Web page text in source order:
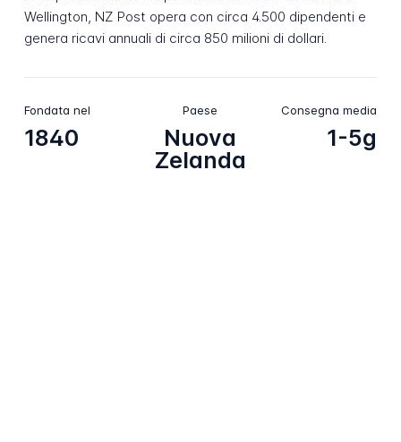
Wellington, NZ Post opera con circa 4.500 dipendenti e
genera ricavi annuali di circa 850 milioni di dollari.
Fondata nel
1840
Paese
Nuova
Zelanda
Consegna media
1-5g